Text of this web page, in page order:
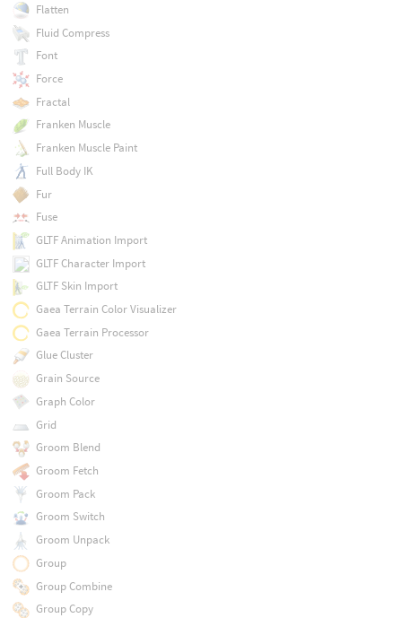
Flatten
Fluid Compress
Font
Force
Fractal
Franken Muscle
Franken Muscle Paint
Full Body IK
Fur
Fuse
GLTF Animation Import
GLTF Character Import
GLTF Skin Import
Gaea Terrain Color Visualizer
Gaea Terrain Processor
Glue Cluster
Grain Source
Graph Color
Grid
Groom Blend
Groom Fetch
Groom Pack
Groom Switch
Groom Unpack
Group
Group Combine
Group Copy